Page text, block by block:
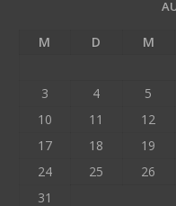
M D M
3
4 5
10
11 12
17
18 19
24
25 26
31